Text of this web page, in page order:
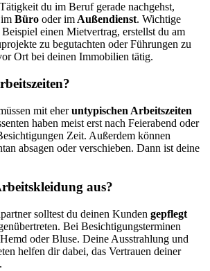
du im Beruf gerade nachgehst,
Büro oder im Außendienst. Wichtige
einen Mietvertrag, erstellst du am
zu begutachten oder Führungen zu
Ort bei deinen Immobilien tätig.
mit eheruntypischen Arbeitszeiten
haben meist erst nach Feierabend oder
Zeit. Außerdem können
absagen oder verschieben. Dann ist deine
aus?
solltest du deinen Kunden gepflegt
Bei Besichtigungsterminen
oder Bluse. Deine Ausstrahlung und
helfen dir dabei, das Vertrauen deiner